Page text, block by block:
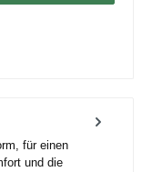
für einen
und die